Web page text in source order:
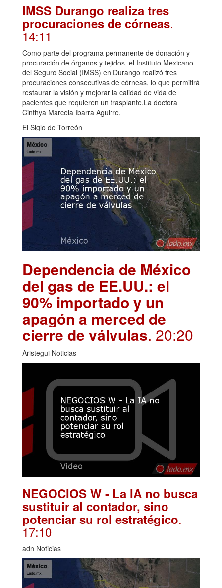
IMSS Durango realiza tres
procuraciones de córneas.
14:11
Como parte del programa permanente de donación y
procuración de órganos y tejidos, el Instituto Mexicano
del Seguro Social (IMSS) en Durango realizó tres
procuraciones consecutivas de córneas, lo que permitirá
restaurar la visión y mejorar la calidad de vida de
pacientes que requieren un trasplante.La doctora
Cinthya Marcela Ibarra Aguirre,
El Siglo de Torreón
Dependencia de México
del gas de EE.UU.: el
90% importado y un
apagón a merced de
cierre de válvulas. 20:20
Aristegui Noticias
NEGOCIOS W - La IA no busca
sustituir al contador, sino
potenciar su rol estratégico.
17:10
adn Noticias